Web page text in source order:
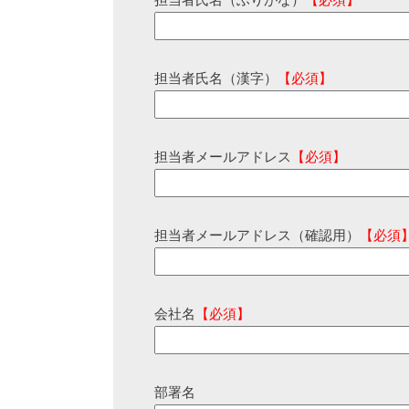
担当者氏名（漢字） 【必須】
担当者メールアドレス 【必須】
担当者メールアドレス（確認用） 【必須
会社名 【必須】
部署名